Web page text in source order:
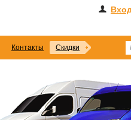
Контакты Скидки